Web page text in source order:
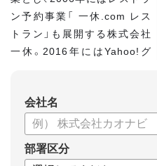
ン予約事業「 一休.com レス
トラン」も展開する株式会社
一休。2016年にはYahoo!グ
す。積極的な採用を進め、社員
数は350名に拡大。いま、自社
を「第二次創業期」と位置づ
員 CHRO 管理本部長 植村弘
会社名
部署区分